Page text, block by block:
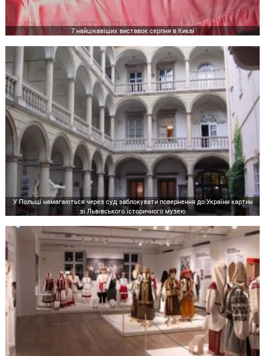
7 найцікавіших виставок серпня в Києві
У Польщі намагаються через суд заблокувати повернення до України картин
зі Львівського історичного музею